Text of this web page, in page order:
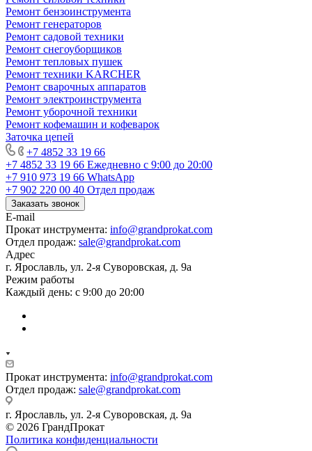
Ремонт бензоинструмента
Ремонт генераторов
Ремонт садовой техники
Ремонт снегоуборщиков
Ремонт тепловых пушек
Ремонт техники KARCHER
Ремонт сварочных аппаратов
Ремонт электроинструмента
Ремонт уборочной техники
Ремонт кофемашин и кофеварок
Заточка цепей
+7 4852 33 19 66
+7 4852 33 19 66 Ежедневно с 9:00 до 20:00
+7 910 973 19 66 WhatsApp
+7 902 220 00 40 Отдел продаж
Заказать звонок
E-mail
Прокат инструмента: info@grandprokat.com
Отдел продаж: sale@grandprokat.com
Адрес
г. Ярославль, ул. 2-я Суворовская, д. 9а
Режим работы
Каждый день: с 9:00 до 20:00
Прокат инструмента: info@grandprokat.com
Отдел продаж: sale@grandprokat.com
г. Ярославль, ул. 2-я Суворовская, д. 9а
© 2026 ГрандПрокат
Политика конфиденциальности